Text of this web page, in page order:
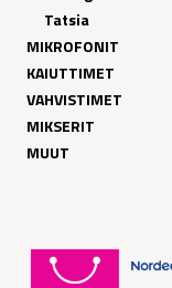
Tatsia
MIKROFONIT
KAIUTTIMET
VAHVISTIMET
MIKSERIT
MUUT